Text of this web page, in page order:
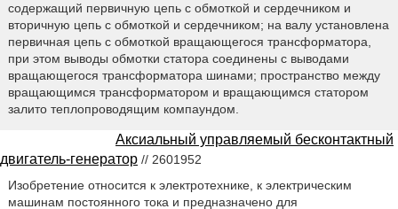
содержащий первичную цепь с обмоткой и сердечником и
вторичную цепь с обмоткой и сердечником; на валу установлена
первичная цепь с обмоткой вращающегося трансформатора,
при этом выводы обмотки статора соединены с выводами
вращающегося трансформатора шинами; пространство между
вращающимся трансформатором и вращающимся статором
залито теплопроводящим компаундом.
Аксиальный управляемый бесконтактный
двигатель-генератор // 2601952
Изобретение относится к электротехнике, к электрическим
машинам постоянного тока и предназначено для